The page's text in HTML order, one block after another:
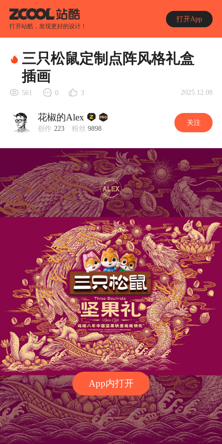
打开站酷，发现更好的设计！
打开App
App内打开
三只松鼠定制点阵风格礼盒
插画
561 0 3 2025.12.08
花椒的Alex
创作 223 粉丝 9898
关注